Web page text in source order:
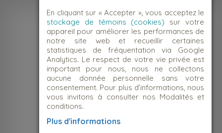
NOUS JOINDRE
En cliquant sur « Accepter », vous acceptez le
stockage de témoins (cookies) sur votre
appareil pour améliorer les performances de
notre site web et recueillir certaines
statistiques de fréquentation via Google
Analytics. Le respect de votre vie privée est
important pour nous, nous ne collectons
aucune donnée personnelle sans votre
consentement. Pour plus d’informations, nous
vous invitons à consulter nos Modalités et
conditions.
Plus d'informations